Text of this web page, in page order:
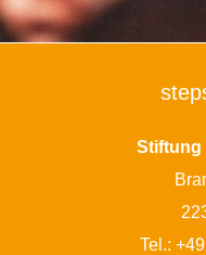
Stiftung
Tel.: